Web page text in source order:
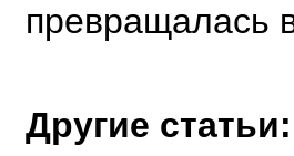
превращалась
Другие статьи: